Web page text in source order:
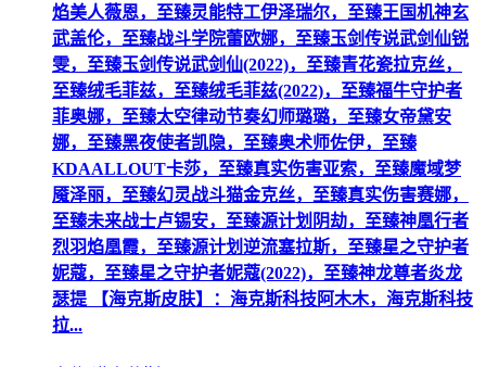
焰美人薇恩，至臻灵能特工伊泽瑞尔，至臻王国机神玄
武盖伦，至臻战斗学院蕾欧娜，至臻玉剑传说武剑仙锐
雯，至臻玉剑传说武剑仙(2022)，至臻青花瓷拉克丝，
至臻绒毛菲兹，至臻绒毛菲兹(2022)，至臻福牛守护者
菲奥娜，至臻太空律动节奏幻师璐璐，至臻女帝黛安
娜，至臻黑夜使者凯隐，至臻奥术师佐伊，至臻
KDAALLOUT卡莎，至臻真实伤害亚索，至臻魔域梦
魇泽丽，至臻幻灵战斗猫金克丝，至臻真实伤害赛娜，
至臻未来战士卢锡安，至臻源计划阴劫，至臻神凰行者
烈羽焰凰霞，至臻源计划逆流塞拉斯，至臻星之守护者
妮蔻，至臻星之守护者妮蔻(2022)，至臻神龙尊者炎龙
瑟提 【海克斯皮肤】：海克斯科技阿木木，海克斯科技
拉...